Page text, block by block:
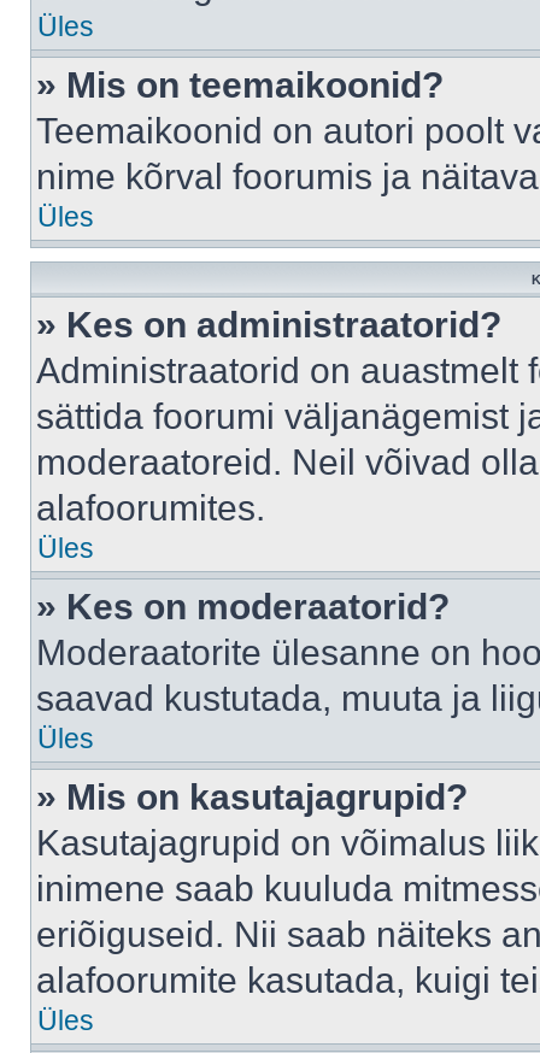
Üles
» Mis on teemaikoonid?
Teemaikoonid on autori poolt
nime kõrval foorumis ja
Üles
» Kes on administraatorid?
Administraatorid on auastmelt
sättida foorumi väljanägemist
moderaatoreid. Neil võivad
alafoorumites.
Üles
» Kes on moderaatorid?
Moderaatorite ülesanne on
saavad kustutada, muuta ja
Üles
» Mis on kasutajagrupid?
Kasutajagrupid on võimalus
inimene saab kuuluda
eriõiguseid. Nii saab näiteks
alafoorumite kasutada, kuigi
Üles